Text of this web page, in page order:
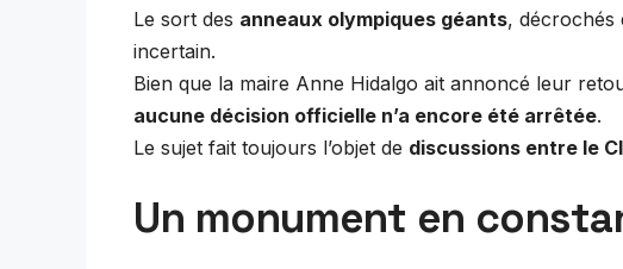
Le sort des anneaux olympiques géants, décrochés
incertain.
Bien que la maire Anne Hidalgo ait annoncé leur
aucune décision officielle n’a encore été arrêtée.
Le sujet fait toujours l’objet de discussions entre le
Un monument en